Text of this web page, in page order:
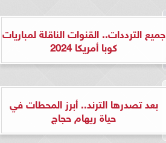
جميع الترددات.. القنوات الناقلة لمباريات
كوبا أمريكا 2024
بعد تصدرها الترند.. أبرز المحطات في
حياة ريهام حجاج